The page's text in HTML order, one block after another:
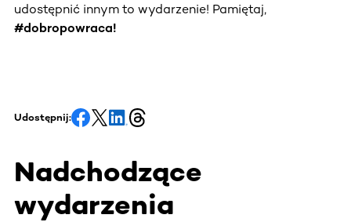
udostępnić innym to wydarzenie! Pamiętaj,
#dobropowraca!
Udostępnij:
Nadchodzące
wydarzenia